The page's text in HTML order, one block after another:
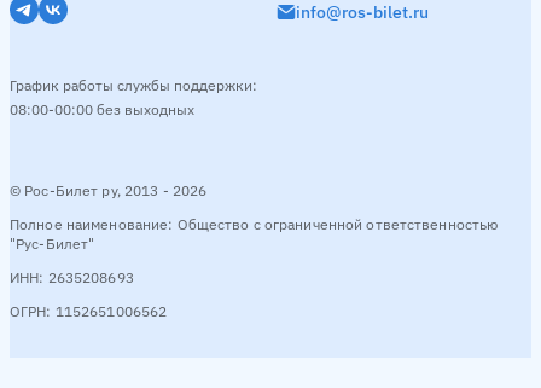
© Рос-Билет ру, 2013 - 2026
Полное наименование: Общество с ограниченной ответственностью
"Рус-Билет"
ИНН: 2635208693
ОГРН: 1152651006562
info@ros-bilet.ru
График работы службы поддержки:
08:00-00:00 без выходных